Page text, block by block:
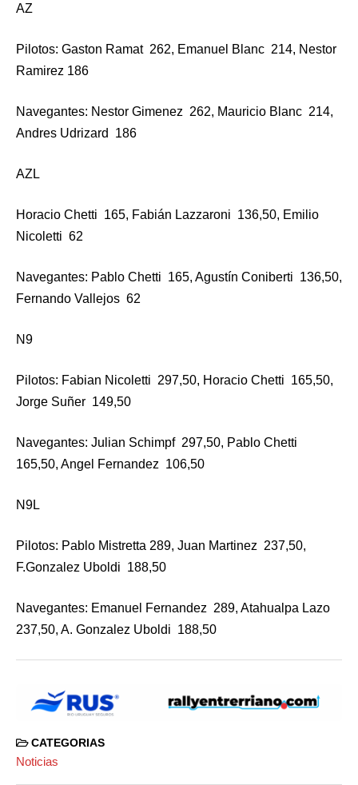
AZ
Pilotos: Gaston Ramat 262, Emanuel Blanc 214, Nestor
Ramirez 186
Navegantes: Nestor Gimenez 262, Mauricio Blanc 214,
Andres Udrizard 186
AZL
Horacio Chetti 165, Fabián Lazzaroni 136,50, Emilio
Nicoletti 62
Navegantes: Pablo Chetti 165, Agustín Coniberti 136,50,
Fernando Vallejos 62
N9
Pilotos: Fabian Nicoletti 297,50, Horacio Chetti 165,50,
Jorge Suñer 149,50
Navegantes: Julian Schimpf 297,50, Pablo Chetti
165,50, Angel Fernandez 106,50
N9L
Pilotos: Pablo Mistretta 289, Juan Martinez 237,50,
F.Gonzalez Uboldi 188,50
Navegantes: Emanuel Fernandez 289, Atahualpa Lazo
237,50, A. Gonzalez Uboldi 188,50
CATEGORIAS
Noticias